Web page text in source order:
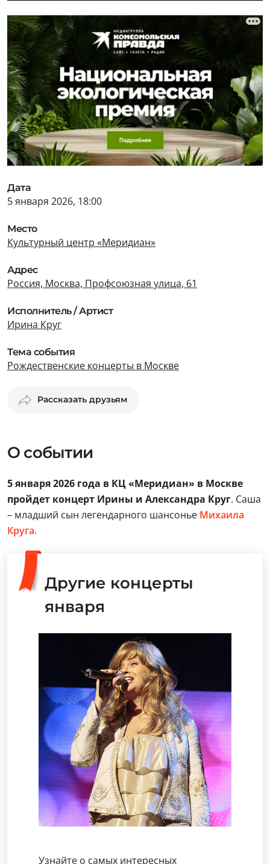
Дата
5 января 2026, 18:00
Место
Культурный центр «Меридиан»
Адрес
Россия, Москва, Профсоюзная улица, 61
Исполнитель / Артист
Ирина Круг
Тема события
Рождественские концерты в Москве
Рассказать друзьям
О событии
5 января 2026 года в КЦ «Меридиан» в Москве
пройдет концерт Ирины и Александра Круг. Саша
– младший сын легендарного шансонье Михаила
Круга.
Другие концерты
января
Узнайте о самых интересных